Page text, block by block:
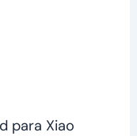
para Xiao